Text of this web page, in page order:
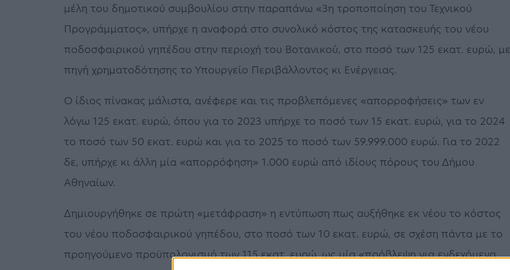
μέλη του δημοτικού συμβουλίου στην παραπάνω «3η τροποποίηση του Τεχνικού
Προγράμματος», υπήρχε η αναφορά στο συνολικό κόστος της κατασκευής του νέου
ποδοσφαιρικού γηπέδου στην περιοχή του Βοτανικού, στο ποσό των 125 εκατ. ευρώ, με
πηγή χρηματοδότησης το Υπουργείο Περιβάλλοντος κι Ενέργειας.
Ο ίδιος πίνακας μάλιστα, ανέφερε και τις προβλεπόμενες «απορροφήσεις» των εν
λόγω 125 εκατ. ευρώ, όπου για το 2023 υπήρχε το ποσό των 15 εκατ. ευρώ, για το 2024
το ποσό των 50 εκατ. ευρώ και για το 2025 το ποσό των 59.999.000 ευρώ. Για το 2022
δε, υπήρχε κι άλλη μία «απορρόφηση» 1.000 ευρώ από ιδίους πόρους του Δήμου
Αθηναίων.
Δημιουργήθηκε σε πρώτη «μετάφραση» η εντύπωση πως αυξήθηκε εκ νέου το κόστος
του νέου ποδοσφαιρικού γηπέδου, στο ποσό των 10 εκατ. ευρώ, σε σχέση πάντα με το
προηγούμενο προϋπολογισμό των 115 εκατ. ευρώ, ως μία «πρόβλεψη για ενδεχόμενα